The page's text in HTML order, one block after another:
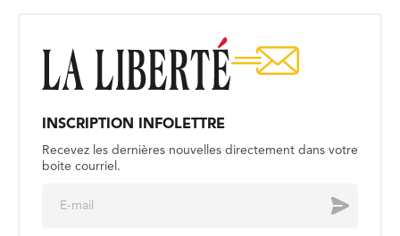
INSCRIPTION INFOLETTRE
Recevez les dernières nouvelles directement dans votre
boite courriel.
Envoyer